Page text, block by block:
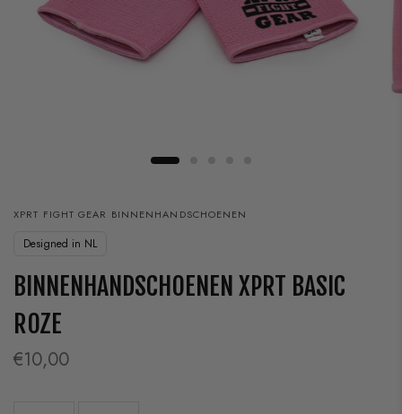
XPRT FIGHT GEAR BINNENHANDSCHOENEN
Designed in NL
BINNENHANDSCHOENEN XPRT BASIC
ROZE
€10,00